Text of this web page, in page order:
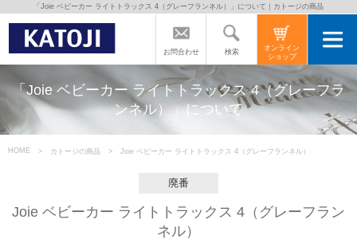
トップページ
カトージの商品
商品をご愛用の方へ
よくあるご質問
お問合わせ 検索
オンライン
ショップ
「Joie ベビーカー ライトトラックス 4（グレーフランネル）」について｜カトージの商品
「Joie ベビーカー ライトトラックス 4（グレーフラ
ンネル）」について
HOME カトージの商品 Joie ベビーカー ライトトラックス 4（グレーフランネル）
廃番
Joie ベビーカー ライトトラックス 4（グレーフラン
ネル）